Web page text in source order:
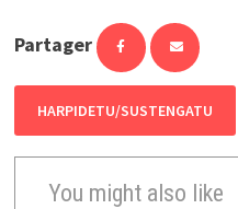
Partager
HARPIDETU/SUSTENGATU
You might also like